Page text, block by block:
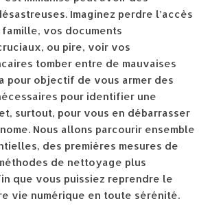
Imaginez perdre l’accès
vos documents
ou pire, voir vos
tomber entre de mauvaises
pour objectif de vous armer des
pour identifier une
surtout, pour vous en débarrasser
Nous allons parcourir ensemble
des premières mesures de
de nettoyage plus
que vous puissiez reprendre le
vie numérique en toute sérénité.